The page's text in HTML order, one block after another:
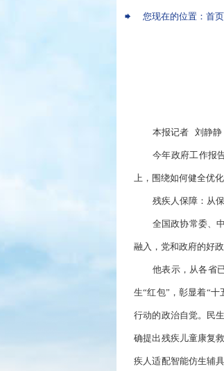
您现在的位置：首
本报记者 刘静
今年政府工作报
上，围绕如何健全优
残疾人保障：从
全国政协常委、
融入，党和政府的好
他表示，从各省
生“红包”，彰显着“
行动的政治自觉。民
确提出残疾儿童康复
疾人适配智能仿生辅